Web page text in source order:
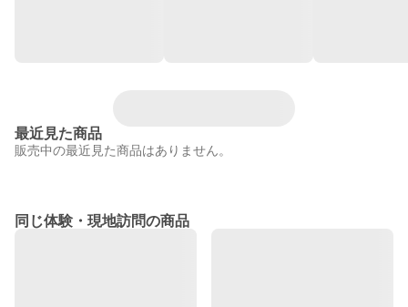
最近見た商品
販売中の最近見た商品はありません。
同じ体験・現地訪問の商品